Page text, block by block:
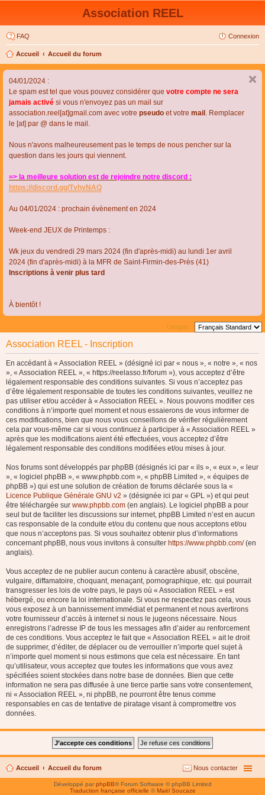
Association REEL
FAQ Connexion
Accueil Accueil du forum
04/01/2024 :
Le spam est tel que vous pouvez considérer que votre compte ne sera
jamais activé si vous n'envoyez pas un mail sur
association.reel[at]gmail.com avec votre pseudo et votre mail . Remplacer
le [at] par @ dans le mail.
Nous n'avons malheureusement pas le temps de nous pencher sur la
question dans les jours qui viennent.
=> la meilleure solution est de rejoindre notre discord :
https://discord.gg/TvhyNAQ
Au 04/01/2024 : prochain évènement en 2024
Week-end JEUX de Printemps :
Wk jeux du vendredi 29 mars 2024 (fin d'après-midi) au lundi 1er avril
2024 (fin d'après-midi) à la MFR de Saint-Firmin-des-Près (41)
Inscriptions à venir plus tard
À bientôt !
Langue :
Association REEL - Inscription
En accédant à « Association REEL » (désigné ici par « nous », « notre », « nos
», « Association REEL », « https://reelasso.fr/forum »), vous acceptez d’être
légalement responsable des conditions suivantes. Si vous n’acceptez pas
d’être légalement responsable de toutes les conditions suivantes, veuillez ne
pas utiliser et/ou accéder à « Association REEL ». Nous pouvons modifier ces
conditions à n’importe quel moment et nous essaierons de vous informer de
ces modifications, bien que nous vous conseillons de vérifier régulièrement
cela par vous-même car si vous continuez à participer à « Association REEL »
après que les modifications aient été effectuées, vous acceptez d’être
légalement responsable des conditions modifiées et/ou mises à jour.
Nos forums sont développés par phpBB (désignés ici par « ils », « eux », « leur
», « logiciel phpBB », « www.phpbb.com », « phpBB Limited », « équipes de
phpBB ») qui est une solution de création de forums déclarée sous la «
Licence Publique Générale GNU v2 » (désignée ici par « GPL ») et qui peut
être téléchargée sur www.phpbb.com (en anglais). Le logiciel phpBB a pour
seul but de faciliter les discussions sur internet, phpBB Limited n’est en aucun
cas responsable de la conduite et/ou du contenu que nous acceptons et/ou
que nous n’acceptons pas. Si vous souhaitez obtenir plus d’informations
concernant phpBB, nous vous invitons à consulter https://www.phpbb.com/(en
anglais).
Vous acceptez de ne publier aucun contenu à caractère abusif, obscène,
vulgaire, diffamatoire, choquant, menaçant, pornographique, etc. qui pourrait
transgresser les lois de votre pays, le pays où « Association REEL » est
hébergé, ou encore la loi internationale. Si vous ne respectez pas cela, vous
vous exposez à un bannissement immédiat et permanent et nous avertirons
votre fournisseur d’accès à internet si nous le jugeons nécessaire. Nous
enregistrons l’adresse IP de tous les messages afin d’aider au renforcement
de ces conditions. Vous acceptez le fait que « Association REEL » ait le droit
de supprimer, d’éditer, de déplacer ou de verrouiller n’importe quel sujet à
n’importe quel moment si nous estimons que cela est nécessaire. En tant
qu’utilisateur, vous acceptez que toutes les informations que vous avez
spécifiées soient stockées dans notre base de données. Bien que cette
information ne sera pas diffusée à une tierce partie sans votre consentement,
ni « Association REEL », ni phpBB, ne pourront être tenus comme
responsables en cas de tentative de piratage visant à compromettre vos
données.
Accueil Accueil du forum Nous contacter
Développé parphpBB® Forum Software © phpBB Limited
Traduction française officielle © Maël Soucaze